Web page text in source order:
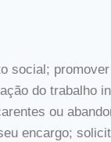
social;
do trabalho
ou
encargo;